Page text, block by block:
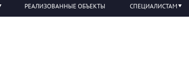
РЕАЛИЗОВАННЫЕ ОБЪЕКТЫ СПЕЦИАЛИСТАМ